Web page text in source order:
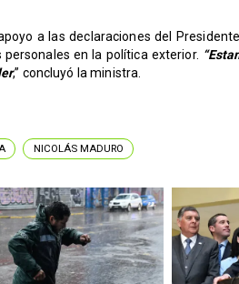
a las declaraciones del
en la política exterior.
,” concluyó la ministra.
NICOLÁS MADURO